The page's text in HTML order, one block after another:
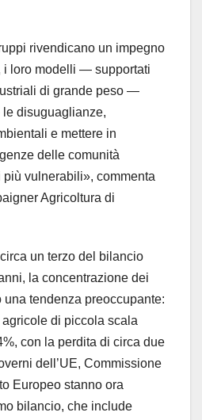
rivendicano un impegno
i loro modelli — supportati
di grande peso —
disuguaglianze,
e mettere in
delle comunità
vulnerabili», commenta
Agricoltura di
un terzo del bilancio
la concentrazione dei
tendenza preoccupante:
di piccola scala
con la perdita di circa due
dell’UE, Commissione
Europeo stanno ora
bilancio, che include